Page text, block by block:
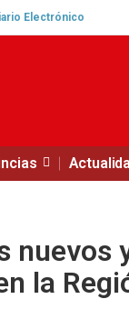
Electrónico
nuevos
la